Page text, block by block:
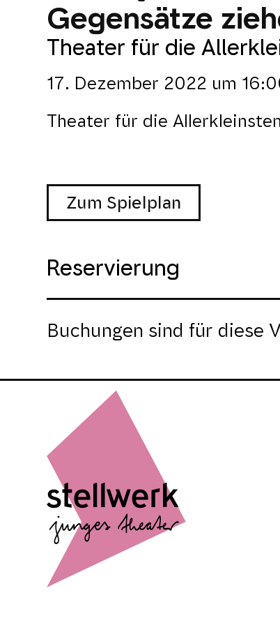
Gegensätze
Theater für die
17. Dezember 2022 um
Theater für die Allerkleinsten
Zum Spielplan
Reservierung
Buchungen sind für diese